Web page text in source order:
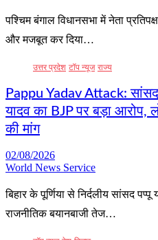
पश्चिम बंगाल विधानसभा में नेता
और मजबूत कर दिया…
उत्तर प्रदेश टॉप न्यूज राज्य
Pappu Yadav Attack:
यादव का BJP पर बड़ा आरोप,
की मांग
02/08/2026
World News Service
बिहार के पूर्णिया से निर्दलीय सांसद
राजनीतिक बयानबाजी तेज…